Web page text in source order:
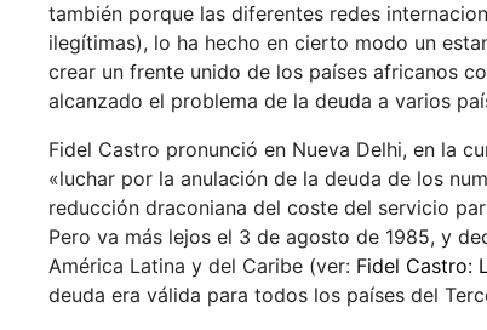
también porque las diferentes redes
ilegítimas), lo ha hecho en cierto modo un
crear un frente unido de los países africanos
alcanzado el problema de la deuda a varios
Fidel Castro pronunció en Nueva Delhi, en la
«luchar por la anulación de la deuda de los
reducción draconiana del coste del servicio
Pero va más lejos el 3 de agosto de 1985, y
América Latina y del Caribe (ver: Fidel Castro:
deuda era válida para todos los países del